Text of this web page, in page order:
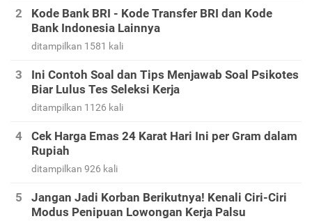
Kode Bank BRI - Kode Transfer BRI dan Kode
Bank Indonesia Lainnya
ditampilkan 1581 kali
Ini Contoh Soal dan Tips Menjawab Soal Psikotes
Biar Lulus Tes Seleksi Kerja
ditampilkan 1126 kali
Cek Harga Emas 24 Karat Hari Ini per Gram dalam
Rupiah
ditampilkan 926 kali
Jangan Jadi Korban Berikutnya! Kenali Ciri-Ciri
Modus Penipuan Lowongan Kerja Palsu